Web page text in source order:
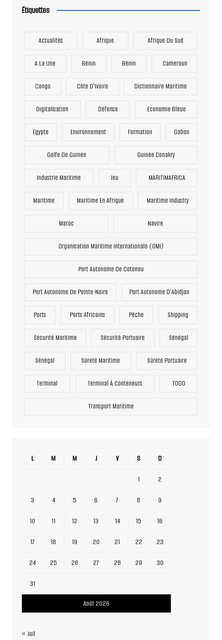
Étiquettes
Actualités Afrique Afrique Du Sud
A La Une Bénin Bénin Cameroun
Congo Côte D'Ivoire Dictionnaire Maritime
Digitalisation Défense Economie Bleue
Egypte Environnement Formation Gabon
Golfe De Guinée Guinée Conakry
Industrie Maritime Jeu MARITIMAFRICA
Maritime Maritime En Afrique Maritime Industry
Maroc Navire
Organisation Maritime Internationale (OMI)
Port Autonome De Cotonou
Port Autonome De Pointe-Noire Port Autonome D’Abidjan
Ports Ports Africains Pêche Shipping
Sécurité Maritime Sécurité Portuaire Sénégal
Sénégal Sûreté Maritime Sûreté Portuaire
Terminal Terminal À Conteneurs TOGO
Transport Maritime
Août 2026
L M M J V S D
1 2
3 4 5 6 7 8 9
10 11 12 13 14 15 16
17 18 19 20 21 22 23
24 25 26 27 28 29 30
31
« Juil